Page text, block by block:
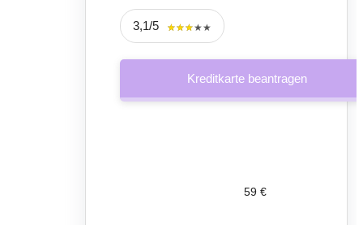
3,1/5 ★★★★★
★★★★★
Kreditkarte beantragen
59 €